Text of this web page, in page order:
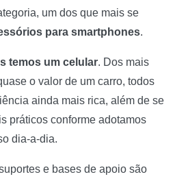
um dos que mais se
para smartphones.
temos um celular. Dos mais
o valor de um carro, todos
ainda mais rica, além de se
práticos conforme adotamos
dia-a-dia.
e bases de apoio são